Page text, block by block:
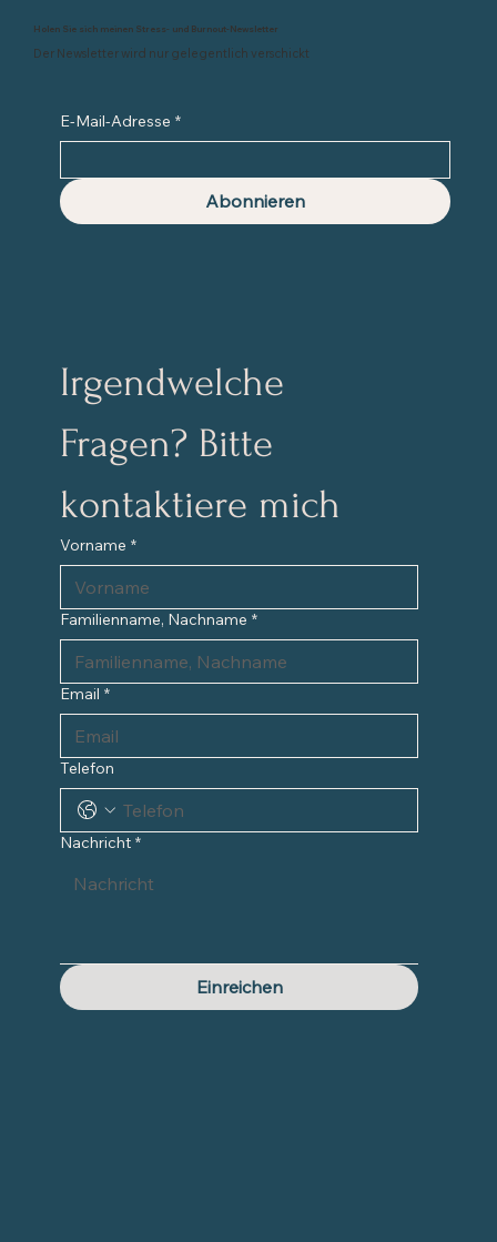
Irgendwelche
Fragen? Bitte
kontaktiere mich
Vorname *
Familienname, Nachname *
Email *
Telefon
Nachricht *
Einreichen
Holen Sie sich meinen Stress- und Burnout-Newsletter
Der Newsletter wird nur gelegentlich verschickt
E-Mail-Adresse *
Abonnieren